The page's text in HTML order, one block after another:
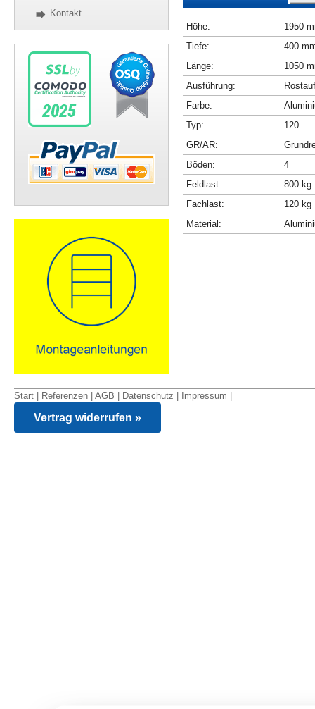
Kontakt
Höhe:
1950
Tiefe:
400
Länge:
1050
Ausführung:
Farbe:
Typ:
120
GR/AR:
Böden:
4
Feldlast:
800 kg
Fachlast:
120 kg
Material:
Start Referenzen AGB Datenschutz Impressum
Vertrag widerrufen »